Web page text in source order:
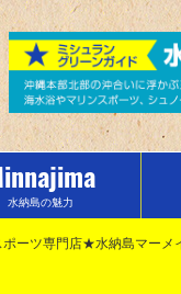
水納島の魅力
ーツ専門店★水納島マーメ